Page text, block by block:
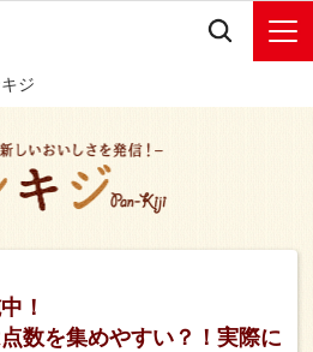
ジ
！
数を集めやすい？！実際に